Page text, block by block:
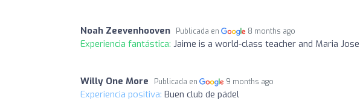
Noah Zeevenhooven Publicada en 8 months ago
Experiencia fantástica: Jaime is a world-class teacher and Maria
Willy One More Publicada en 9 months ago
Experiencia positiva: Buen club de pádel